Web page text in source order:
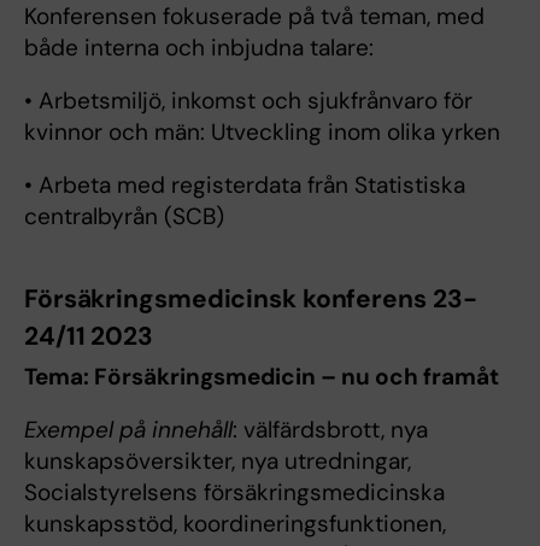
Konferensen fokuserade på två teman, med
både interna och inbjudna talare:
• Arbetsmiljö, inkomst och sjukfrånvaro för
kvinnor och män: Utveckling inom olika yrken
• Arbeta med registerdata från Statistiska
centralbyrån (SCB)
Försäkringsmedicinsk konferens 23-
24/11 2023
Tema: Försäkringsmedicin – nu och framåt
Exempel på innehåll: välfärdsbrott, nya
kunskapsöversikter, nya utredningar,
Socialstyrelsens försäkringsmedicinska
kunskapsstöd, koordineringsfunktionen,